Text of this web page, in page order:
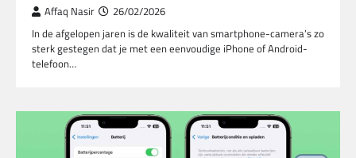
Affaq Nasir 26/02/2026
In de afgelopen jaren is de kwaliteit van smartphone-camera’s zo
sterk gestegen dat je met een eenvoudige iPhone of Android-
telefoon…